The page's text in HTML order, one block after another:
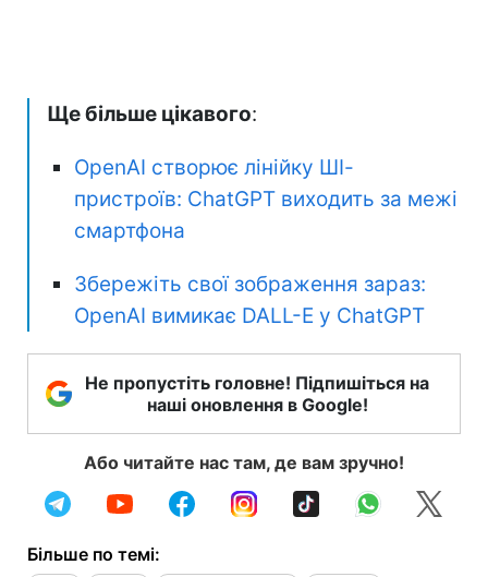
Ще більше цікавого:
OpenAI створює лінійку ШІ-
пристроїв: ChatGPT виходить за межі
смартфона
Збережіть свої зображення зараз:
OpenAI вимикає DALL-E у ChatGPT
Не пропустіть головне! Підпишіться на
наші оновлення в Google!
Або читайте нас там, де вам зручно!
Більше по темі: